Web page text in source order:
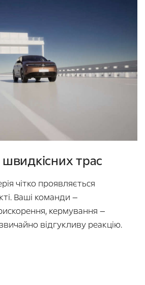
трас
чітко проявляється
Ваші команди —
кермування —
відгукливу реакцію.